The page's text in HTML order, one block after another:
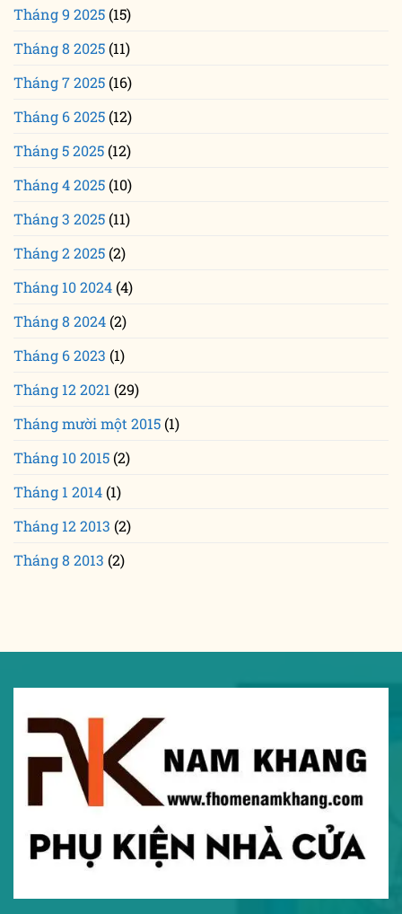
Tháng 9 2025(15)
Tháng 8 2025(11)
Tháng 7 2025(16)
Tháng 6 2025(12)
Tháng 5 2025(12)
Tháng 4 2025(10)
Tháng 3 2025(11)
Tháng 2 2025(2)
Tháng 10 2024(4)
Tháng 8 2024(2)
Tháng 6 2023 (1)
Tháng 12 2021 (29)
Tháng mười một 2015(1)
Tháng 10 2015(2)
Tháng 1 2014(1)
Tháng 12 2013 (2)
Tháng 8 2013 (2)